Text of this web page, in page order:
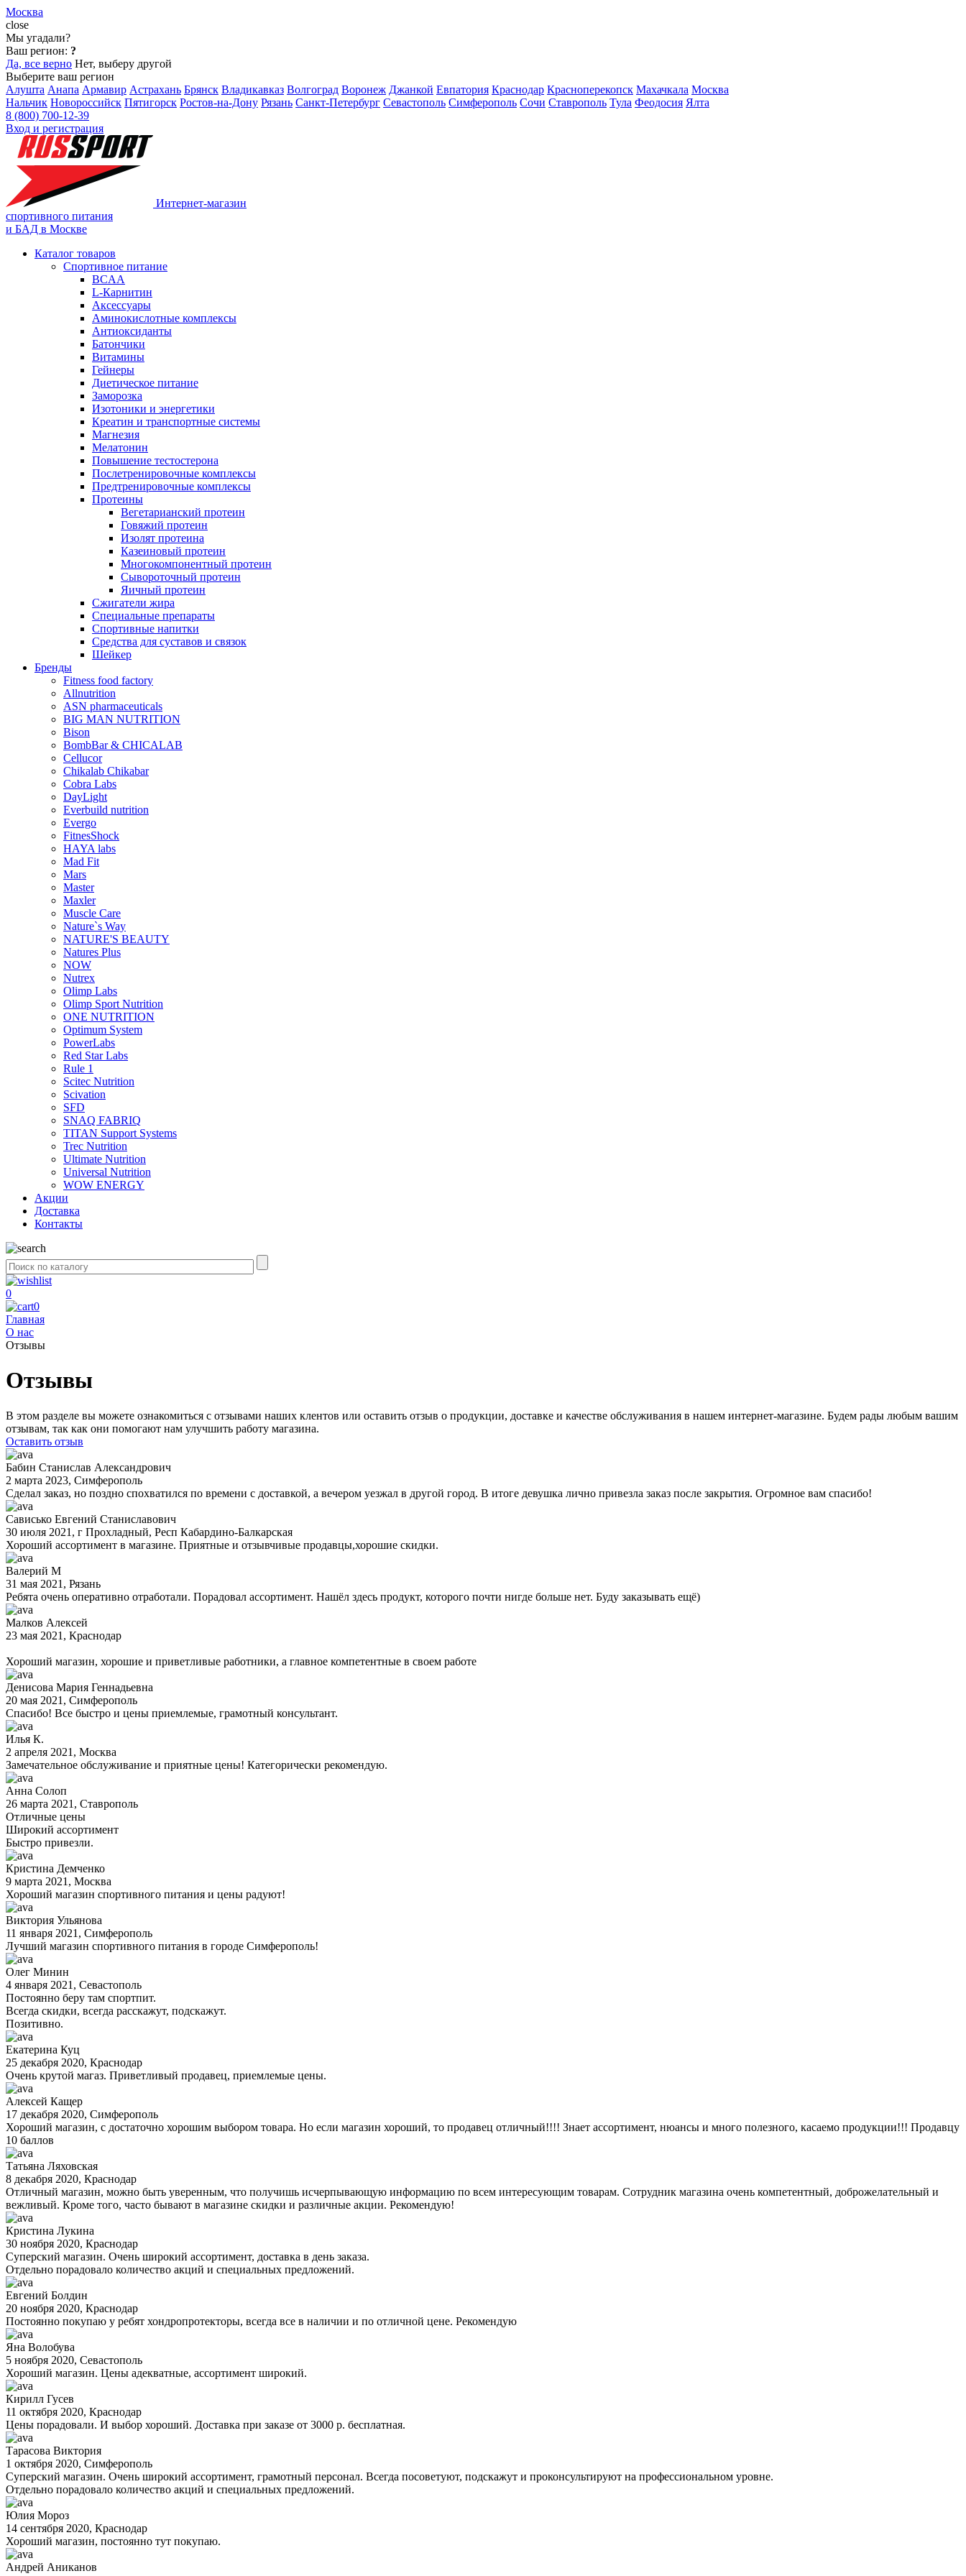
Москва
close
Мы угадали?
Ваш регион: ?
Да, все верно Нет, выберу другой
Выберите ваш регион
Алушта Анапа Армавир Астрахань Брянск Владикавказ Волгоград Воронеж Джанкой Евпатория Краснодар Красноперекопск Махачкала Москва
Нальчик Новороссийск Пятигорск Ростов-на-Дону Рязань Санкт-Петербург Севастополь Симферополь Сочи Ставрополь Тула Феодосия Ялта
8 (800) 700-12-39
Вход и регистрация
Интернет-магазин
спортивного питания
и БАД в Москве
Каталог товаров
Спортивное питание
BCAA
L-Карнитин
Аксессуары
Аминокислотные комплексы
Антиоксиданты
Батончики
Витамины
Гейнеры
Диетическое питание
Заморозка
Изотоники и энергетики
Креатин и транспортные системы
Магнезия
Мелатонин
Повышение тестостерона
Послетренировочные комплексы
Предтренировочные комплексы
Протеины
Вегетарианский протеин
Говяжий протеин
Изолят протеина
Казеиновый протеин
Многокомпонентный протеин
Сывороточный протеин
Яичный протеин
Сжигатели жира
Специальные препараты
Спортивные напитки
Средства для суставов и связок
Шейкер
Бренды
Fitness food factory
Allnutrition
ASN pharmaceuticals
BIG MAN NUTRITION
Bison
BombBar & CHICALAB
Cellucor
Chikalab Chikabar
Cobra Labs
DayLight
Everbuild nutrition
Evergo
FitnesShock
HAYA labs
Mad Fit
Mars
Master
Maxler
Muscle Care
Nature`s Way
NATURE'S BEAUTY
Natures Plus
NOW
Nutrex
Olimp Labs
Olimp Sport Nutrition
ONE NUTRITION
Optimum System
PowerLabs
Red Star Labs
Rule 1
Scitec Nutrition
Scivation
SFD
SNAQ FABRIQ
TITAN Support Systems
Trec Nutrition
Ultimate Nutrition
Universal Nutrition
WOW ENERGY
Акции
Доставка
Контакты
0
0
Главная
О нас
Отзывы
Отзывы
В этом разделе вы можете ознакомиться с отзывами наших клентов или оставить отзыв о продукции, доставке и качестве обслуживания в нашем интернет-магазине. Будем рады любым вашим
отзывам, так как они помогают нам улучшить работу магазина.
Оставить отзыв
Бабин Станислав Александрович
2 марта 2023, Симферополь
Сделал заказ, но поздно спохватился по времени с доставкой, а вечером уезжал в другой город. В итоге девушка лично привезла заказ после закрытия. Огромное вам спасибо!
Сависько Евгений Станиславович
30 июля 2021 , г Прохладный, Респ Кабардино-Балкарская
Хороший ассортимент в магазине. Приятные и отзывчивые продавцы,хорошие скидки.
Валерий М
31 мая 2021 , Рязань
Ребята очень оперативно отработали. Порадовал ассортимент. Нашёл здесь продукт, которого почти нигде больше нет. Буду заказывать ещё)
Малков Алексей
23 мая 2021 , Краснодар
Хороший магазин, хорошие и приветливые работники, а главное компетентные в своем работе
Денисова Мария Геннадьевна
20 мая 2021 , Симферополь
Спасибо! Все быстро и цены приемлемые, грамотный консультант.
Илья К.
2 апреля 2021 , Москва
Замечательное обслуживание и приятные цены! Категорически рекомендую.
Анна Солоп
26 марта 2021 , Ставрополь
Отличные цены
Широкий ассортимент
Быстро привезли.
Кристина Демченко
9 марта 2021 , Москва
Хороший магазин спортивного питания и цены радуют!
Виктория Ульянова
11 января 2021 , Симферополь
Лучший магазин спортивного питания в городе Симферополь!
Олег Минин
4 января 2021 , Севастополь
Постоянно беру там спортпит.
Всегда скидки, всегда расскажут, подскажут.
Позитивно.
Екатерина Куц
25 декабря 2020, Краснодар
Очень крутой магаз. Приветливый продавец, приемлемые цены.
Алексей Кащер
17 декабря 2020, Симферополь
Хороший магазин, с достаточно хорошим выбором товара. Но если магазин хороший, то продавец отличный!!!! Знает ассортимент, нюансы и много полезного, касаемо продукции!!! Продавцу
10 баллов
Татьяна Ляховская
8 декабря 2020, Краснодар
Отличный магазин, можно быть уверенным, что получишь исчерпывающую информацию по всем интересующим товарам. Сотрудник магазина очень компетентный, доброжелательный и
вежливый. Кроме того, часто бывают в магазине скидки и различные акции. Рекомендую!
Кристина Лукина
30 ноября 2020, Краснодар
Суперский магазин. Очень широкий ассортимент, доставка в день заказа.
Отдельно порадовало количество акций и специальных предложений.
Евгений Болдин
20 ноября 2020, Краснодар
Постоянно покупаю у ребят хондропротекторы, всегда все в наличии и по отличной цене. Рекомендую
Яна Волобува
5 ноября 2020, Севастополь
Хороший магазин. Цены адекватные, ассортимент широкий.
Кирилл Гусев
11 октября 2020, Краснодар
Цены порадовали. И выбор хороший. Доставка при заказе от 3000 р. бесплатная.
Тарасова Виктория
1 октября 2020, Симферополь
Суперский магазин. Очень широкий ассортимент, грамотный персонал. Всегда посоветуют, подскажут и проконсультируют на профессиональном уровне.
Отдельно порадовало количество акций и специальных предложений.
Юлия Мороз
14 сентября 2020, Краснодар
Хороший магазин, постоянно тут покупаю.
Андрей Аниканов